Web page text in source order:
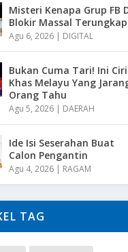
Misteri Kenapa Grup FB
Blokir Massal
Agu 6, 2026 | DIGITAL
Bukan Cuma Tari! Ini Ciri
Khas Melayu Yang
Orang Tahu
Agu 5, 2026 | DAERAH
Ide Isi Seserahan Buat
Calon Pengantin
Agu 4, 2026 | RAGAM
TAG